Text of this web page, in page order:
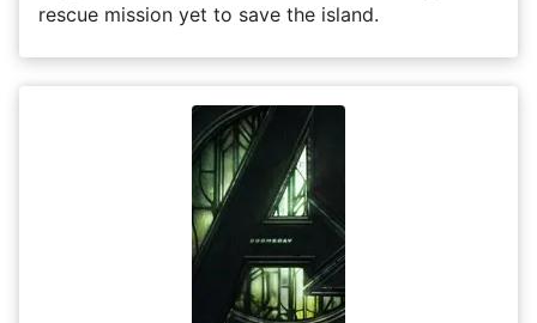
rescue mission yet to save the island.